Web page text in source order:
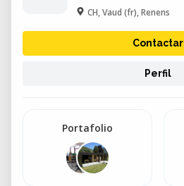
CH, Vaud (fr), Renens
Contactar
Perfil
Portafolio